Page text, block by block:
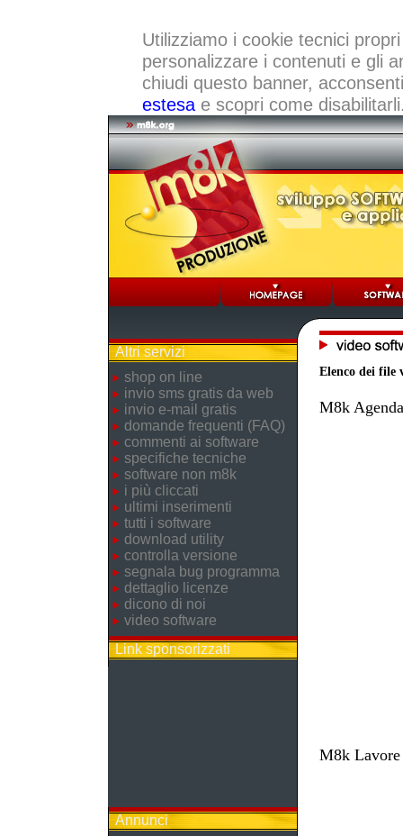
Utilizziamo i cookie tecnici
personalizzare i contenuti e gli
chiudi questo banner,
estesae scopri come
Altri servizi
shop on line
invio sms gratis da web
invio e-mail gratis
domande frequenti (FAQ)
commenti ai software
specifiche tecniche
software non m8k
i più cliccati
ultimi inserimenti
tutti i software
download utility
controlla versione
segnala bug programma
dettaglio licenze
dicono di noi
video software
Link sponsorizzati
Annunci
Elenco dei file
M8k
M8k